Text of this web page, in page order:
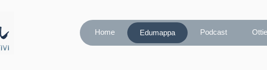
Home Edumappa Podcast